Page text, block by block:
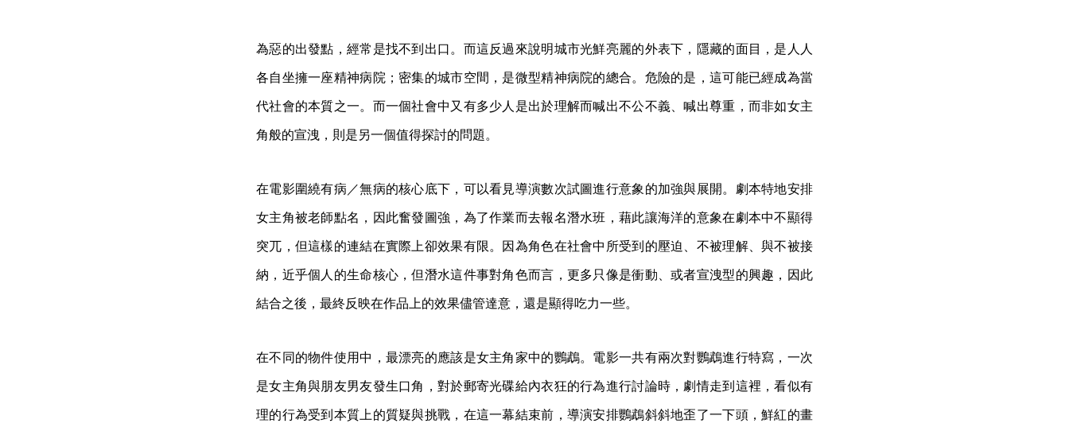
為惡的出發點，經常是找不到出口。而這反過來說明城市光鮮亮麗的外表下，隱藏的面目，是人人
各自坐擁一座精神病院；密集的城市空間，是微型精神病院的總合。危險的是，這可能已經成為當
代社會的本質之一。而一個社會中又有多少人是出於理解而喊出不公不義、喊出尊重，而非如女主
角般的宣洩，則是另一個值得探討的問題。
在電影圍繞有病／無病的核心底下，可以看見導演數次試圖進行意象的加強與展開。劇本特地安排
女主角被老師點名，因此奮發圖強，為了作業而去報名潛水班，藉此讓海洋的意象在劇本中不顯得
突兀，但這樣的連結在實際上卻效果有限。因為角色在社會中所受到的壓迫、不被理解、與不被接
納，近乎個人的生命核心，但潛水這件事對角色而言，更多只像是衝動、或者宣洩型的興趣，因此
結合之後，最終反映在作品上的效果儘管達意，還是顯得吃力一些。
在不同的物件使用中，最漂亮的應該是女主角家中的鸚鵡。電影一共有兩次對鸚鵡進行特寫，一次
是女主角與朋友男友發生口角，對於郵寄光碟給內衣狂的行為進行討論時，劇情走到這裡，看似有
理的行為受到本質上的質疑與挑戰，在這一幕結束前，導演安排鸚鵡斜斜地歪了一下頭，鮮紅的畫